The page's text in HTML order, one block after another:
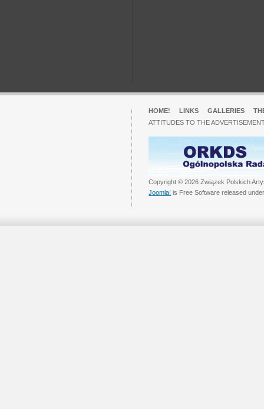
HOME! LINKS GALLERIES
ATTITUDES TO THE
Copyright © 2026 Związek Polskich
Joomla! is Free Software released